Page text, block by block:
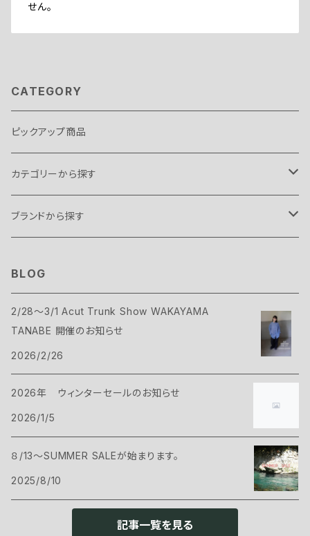
せん。
CATEGORY
ピックアップ商品
カテゴリーから探す
テント・タープ
タープ
アクセサリー
ヴィヴィ
ハンモック
マット
コット
バックパックアクセサリー
ケース
シェル
インサレーション
パンツ・ショーツ
シェル
インサレーション
シューズ
ブランドから探す
Cargo Container
BLOG
2/28～3/1 Acut Trunk Show WAKAYAMA
TANABE 開催のお知らせ
2026/2/26
2026年 ウィンターセールのお知らせ
2026/1/5
８/13～SUMMER SALEが始まります。
2025/8/10
記事一覧を見る